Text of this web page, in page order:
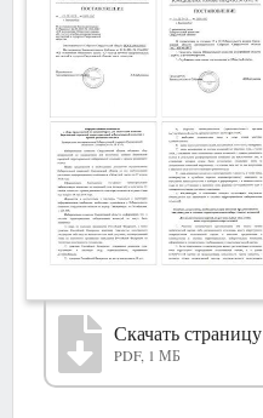
Скачать страницу
PDF, 1 МБ